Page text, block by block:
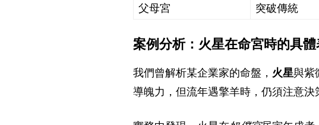
父母宮
突破傳統
案例分析：火星在命宮時的具
我們曾解析某企業家的命盤， 火星與紫
導魄力，但流年遇擎羊時，仍須注意決